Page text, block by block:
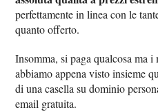
perfettamente in linea con le
quanto offerto.
Insomma, si paga qualcosa ma
abbiamo appena visto insieme
di una casella su dominio
email gratuita.